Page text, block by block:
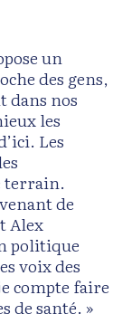
un
des gens,
dans nos
les
Les
terrain.
de
Alex
politique
voix des
compte faire
de santé. »